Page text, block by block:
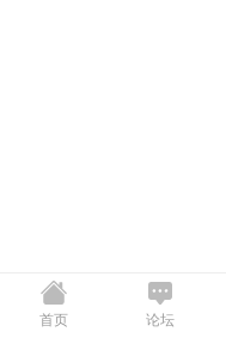
首页 论坛